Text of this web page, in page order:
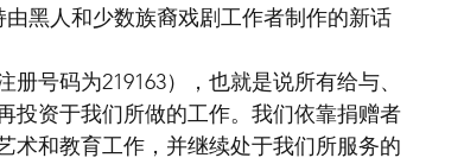
由黑人和少数族裔戏剧工作者制作的新话
号码为219163），也就是说所有给与、
投资于我们所做的工作。我们依靠捐赠者
术和教育工作，并继续处于我们所服务的